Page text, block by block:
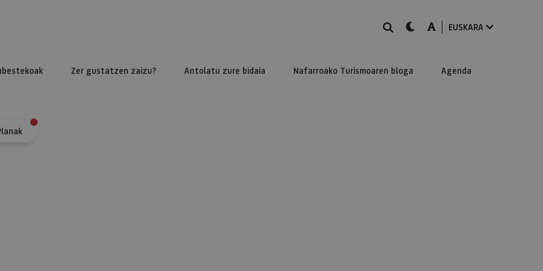
BILATUdark-mode
A-modeEUSKARA
Zer gustatzen zaizu? Antolatu zure bidaia Nafarroako Turismoaren bloga Agenda